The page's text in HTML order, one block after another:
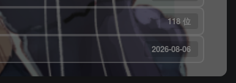
118 位
2026-08-06